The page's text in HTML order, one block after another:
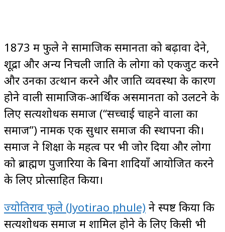
1873 में फुले ने सामाजिक समानता को बढ़ावा देने,
शूद्रों और अन्य निचली जाति के लोगों को एकजुट करने
और उनका उत्थान करने और जाति व्यवस्था के कारण
होने वाली सामाजिक-आर्थिक असमानता को उलटने के
लिए सत्यशोधक समाज (“सच्चाई चाहने वालों का
समाज”) नामक एक सुधार समाज की स्थापना की।
समाज ने शिक्षा के महत्व पर भी जोर दिया और लोगों
को ब्राह्मण पुजारियों के बिना शादियाँ आयोजित करने
के लिए प्रोत्साहित किया।
ज्योतिराव फुले (Jyotirao phule) ने स्पष्ट किया कि
सत्यशोधक समाज में शामिल होने के लिए किसी भी